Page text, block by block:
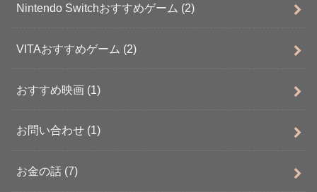
Nintendo Switchおすすめゲーム (2)
VITAおすすめゲーム (2)
おすすめ映画 (1)
お問い合わせ (1)
お金の話 (7)